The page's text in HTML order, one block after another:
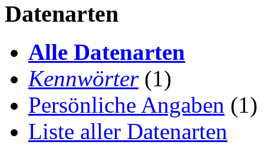
Datenarten
Alle Datenarten
Kennwörter(1)
Persönliche Angaben (1)
Liste aller Datenarten